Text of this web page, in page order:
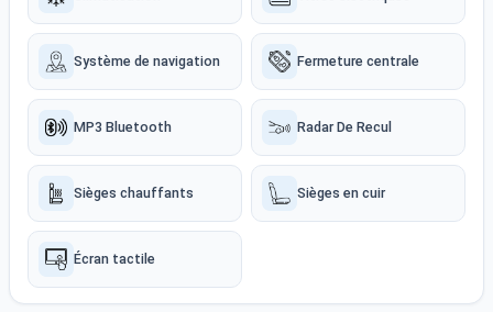
Système de navigation Fermeture centrale
MP3 Bluetooth Radar De Recul
Sièges chauffants Sièges en cuir
Écran tactile